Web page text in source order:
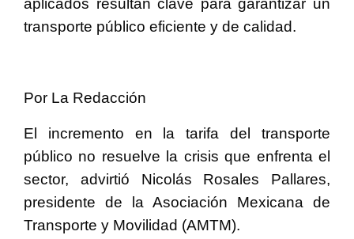
transporte público eficiente y de calidad.
Por La Redacción
El incremento en la tarifa del transporte
público no resuelve la crisis que enfrenta el
sector, advirtió Nicolás Rosales Pallares,
presidente de la Asociación Mexicana de
Transporte y Movilidad (AMTM).